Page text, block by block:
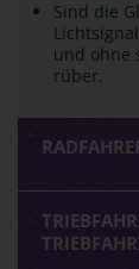
Sind die
und ohne
rüber.